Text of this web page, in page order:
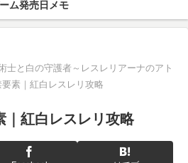
ム発売日メモ
士と白の守護者～レスレリアーナのアト
素｜紅白レスレリ攻略
｜紅白レスレリ攻略